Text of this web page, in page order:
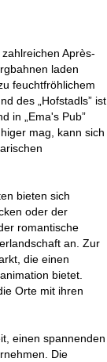
Après-
laden
feuchtfröhlichem
des „Hofstadls” ist
in „Ema's Pub”
mag, kann sich
bieten sich
oder der
romantische
an. Zur
die einen
bietet.
Orte mit ihren
einen spannenden
Die